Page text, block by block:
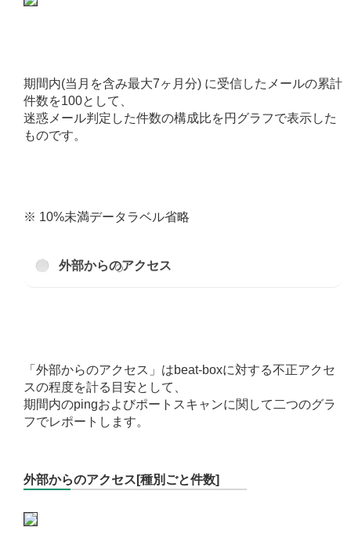
期間内(当月を含み最大7ヶ月分) に受信したメールの累計
件数を100として、
迷惑メール判定した件数の構成比を円グラフで表示した
ものです。
※ 10%未満データラベル省略
外部からのアクセス
「外部からのアクセス」はbeat-boxに対する不正アクセ
スの程度を計る目安として、
期間内のpingおよびポートスキャンに関して二つのグラ
フでレポートします。
外部からのアクセス[種別ごと件数]